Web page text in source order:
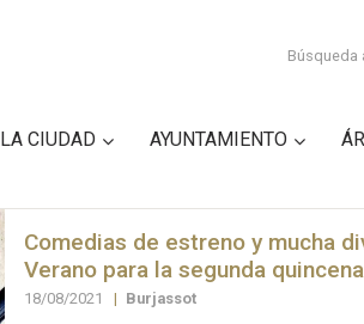
Búsqueda
LA CIUDAD AYUNTAMIENTO
Comedias de estreno y mucha
Verano para la segunda
18/08/2021 | Burjassot